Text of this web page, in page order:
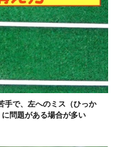
手で、左へのミス（ひっか
問題がある場合が多い